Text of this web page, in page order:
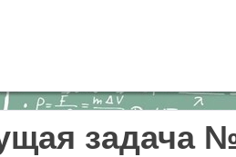
задача